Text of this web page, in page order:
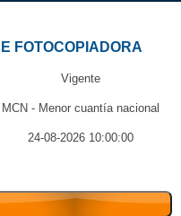
FOTOCOPIADORA
Vigente
MCN - Menor cuantía nacional
24-08-2026 10:00:00